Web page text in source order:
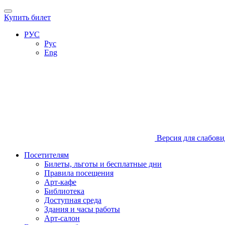
Купить билет
РУС
Рус
Eng
Версия для
Посетителям
Билеты, льготы и бесплатные дни
Правила посещения
Арт-кафе
Библиотека
Доступная среда
Здания и часы работы
Арт-салон